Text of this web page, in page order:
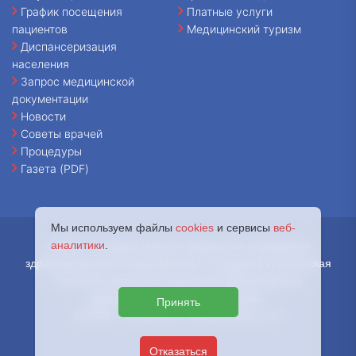
График посещения
пациентов
Диспансеризация
населения
Запрос медицинской
документации
Новости
Советы врачей
Процедуры
Газета (PDF)
Платные услуги
Медицинский туризм
© 2026 - Государственное бюджетное учреждение
здравоохранения города Москвы «Городская клиническая
здравоохранения города Москвы.
127644, г. Москва, ул. Лобненская, д. 10
Мы используем файлы cookies и сервисы веб-
аналитики
Принять
Отказаться